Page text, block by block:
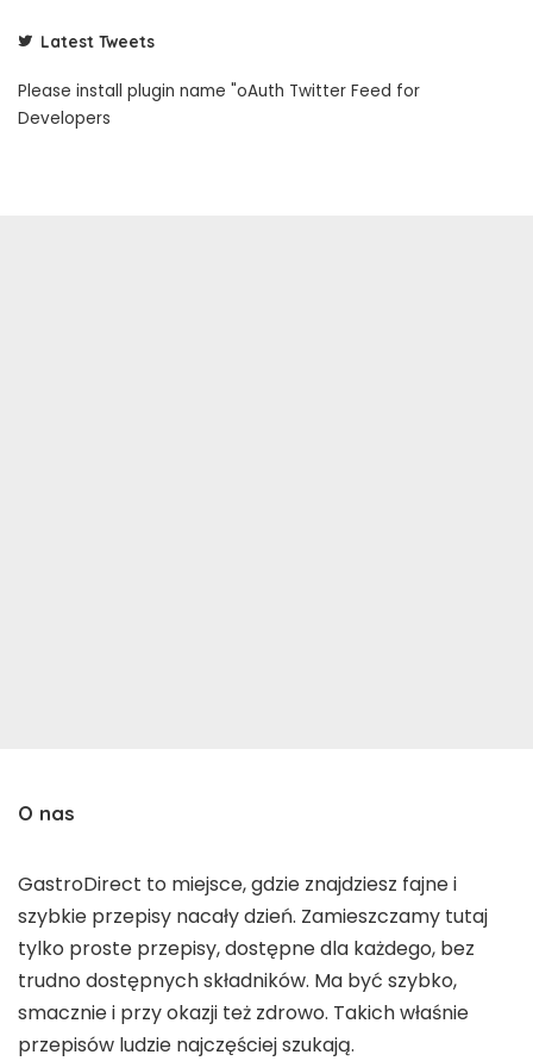
Latest Tweets
Please install plugin name "oAuth Twitter Feed for
Developers
O nas
GastroDirect to miejsce, gdzie znajdziesz fajne i
szybkie przepisy nacały dzień. Zamieszczamy tutaj
tylko proste przepisy, dostępne dla każdego, bez
trudno dostępnych składników. Ma być szybko,
smacznie i przy okazji też zdrowo. Takich właśnie
przepisów ludzie najczęściej szukają.